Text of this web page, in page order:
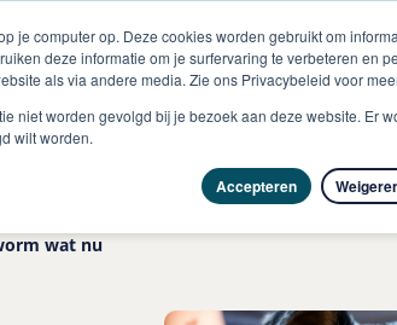
je computer op. Deze cookies worden gebruikt om
deze informatie om je surfervaring te verbeteren en
als via andere media. Zie ons Privacybeleid voor
niet worden gevolgd bij je bezoek aan deze website. Er
wilt worden.
Accepteren
Producten Vragen & advies
wat nu